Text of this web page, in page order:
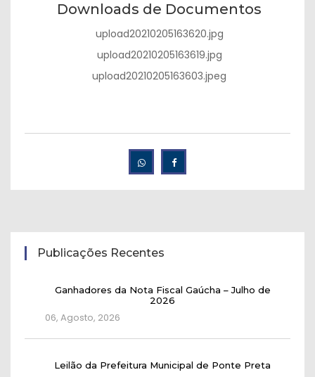
Downloads de Documentos
upload20210205163620.jpg
upload20210205163619.jpg
upload20210205163603.jpeg
Publicações Recentes
Ganhadores da Nota Fiscal Gaúcha – Julho de
2026
06, Agosto, 2026
Leilão da Prefeitura Municipal de Ponte Preta